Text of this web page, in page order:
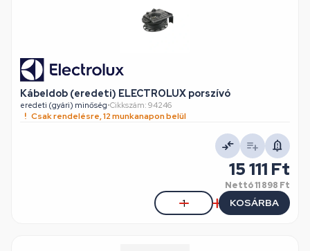
Kábeldob (eredeti) ELECTROLUX porszívó
eredeti (gyári) minőség•Cikkszám: 94246
Csak rendelésre, 12 munkanapon belül
15 111 Ft
Nettó11 898 Ft
KOSÁRBA